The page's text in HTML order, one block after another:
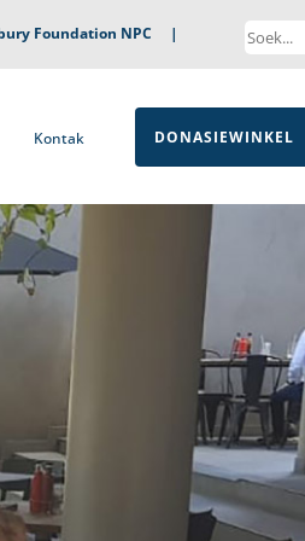
Foundation NPC |
Kontak DONASIEWINKEL